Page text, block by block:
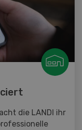
die LANDI ihr